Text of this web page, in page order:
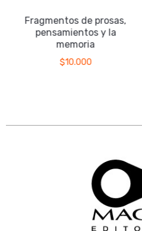
Fragmentos de prosas,
pensamientos y la
memoria
$10.000